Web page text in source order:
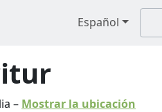
Español
– Mostrar la ubicación